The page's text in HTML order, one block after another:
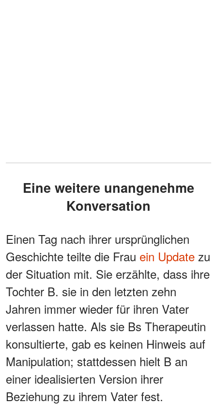
Eine weitere unangenehme
Konversation
Einen Tag nach ihrer ursprünglichen
Geschichte teilte die Frau ein Update zu
der Situation mit. Sie erzählte, dass ihre
Tochter B. sie in den letzten zehn
Jahren immer wieder für ihren Vater
verlassen hatte. Als sie Bs Therapeutin
konsultierte, gab es keinen Hinweis auf
Manipulation; stattdessen hielt B an
einer idealisierten Version ihrer
Beziehung zu ihrem Vater fest.